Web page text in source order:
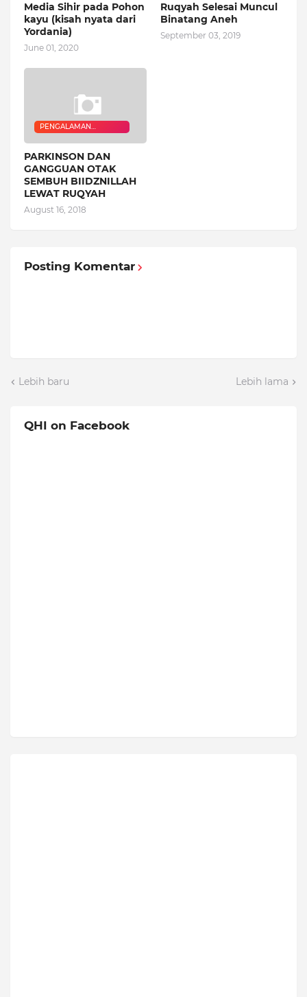
Media Sihir pada Pohon
kayu (kisah nyata dari
Yordania)
June 01, 2020
Ruqyah Selesai Muncul
Binatang Aneh
September 03, 2019
PENGALAMAN
PARKINSON DAN
GANGGUAN OTAK
SEMBUH BIIDZNILLAH
LEWAT RUQYAH
August 16, 2018
Posting Komentar
Lebih baru Lebih lama
QHI on Facebook